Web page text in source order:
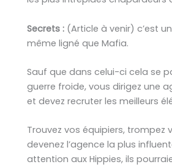
Secrets : (Article à venir) c’est
même ligné que Mafia.
Sauf que dans celui-ci cela se
guerre froide, vous dirigez une
et devez recruter les meilleurs
Trouvez vos équipiers, trompez
devenez l’agence la plus
attention aux Hippies, ils